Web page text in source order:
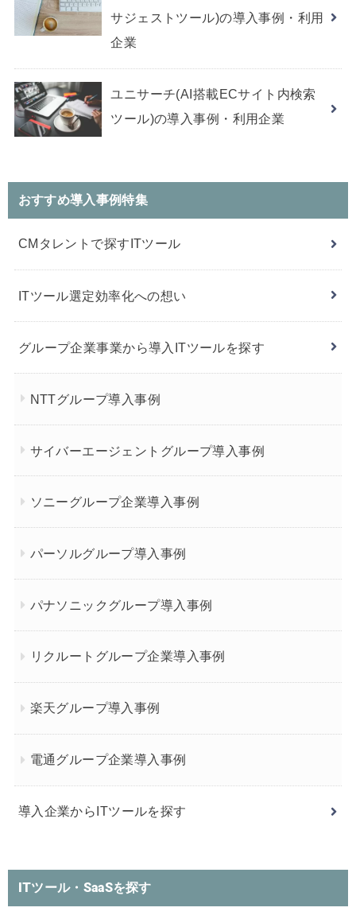
サジェストツール)の導入事例・利用
企業
ユニサーチ(AI搭載ECサイト内検索
ツール)の導入事例・利用企業
おすすめ導入事例特集
CMタレントで探すITツール
ITツール選定効率化への想い
グループ企業事業から導入ITツールを探す
NTTグループ導入事例
サイバーエージェントグループ導入事例
ソニーグループ企業導入事例
パーソルグループ導入事例
パナソニックグループ導入事例
リクルートグループ企業導入事例
楽天グループ導入事例
電通グループ企業導入事例
導入企業からITツールを探す
ITツール・SaaSを探す